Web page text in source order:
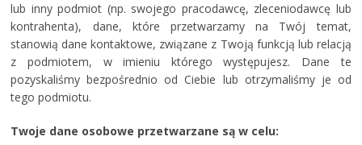
lub inny podmiot (np. swojego pracodawcę, zleceniodawcę lub
kontrahenta), dane, które przetwarzamy na Twój temat,
stanowią dane kontaktowe, związane z Twoją funkcją lub relacją
z podmiotem, w imieniu którego występujesz. Dane te
pozyskaliśmy bezpośrednio od Ciebie lub otrzymaliśmy je od
tego podmiotu.
Twoje dane osobowe przetwarzane są w celu: